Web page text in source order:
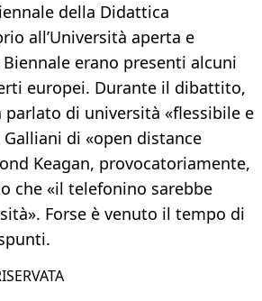
della Didattica
all’Università aperta e
erano presenti alcuni
europei. Durante il dibattito,
parlato di università «flessibile e
di «open distance
Keagan, provocatoriamente,
che «il telefonino sarebbe
Forse è venuto il tempo di